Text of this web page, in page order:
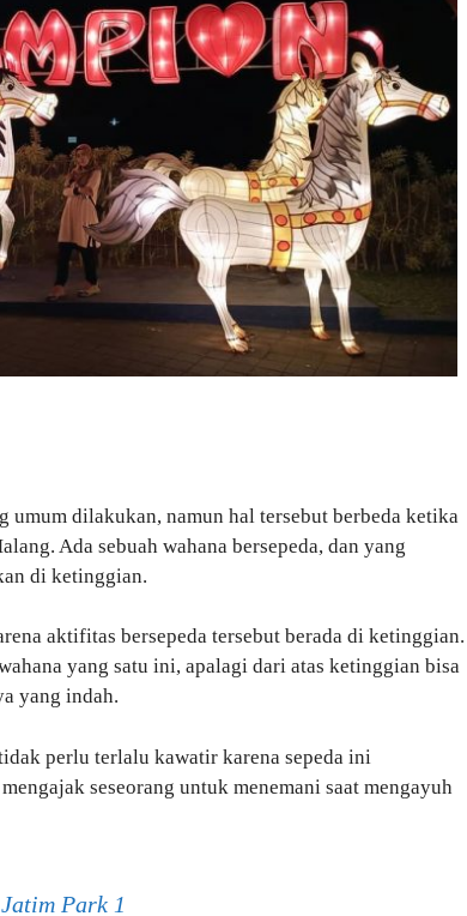
umum dilakukan, namun hal tersebut berbeda ketika
Ada sebuah wahana bersepeda, dan yang
di ketinggian.
aktifitas bersepeda tersebut berada di ketinggian.
yang satu ini, apalagi dari atas ketinggian bisa
yang indah.
perlu terlalu kawatir karena sepeda ini
seseorang untuk menemani saat mengayuh
Park 1